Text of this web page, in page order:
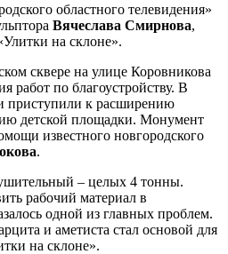
областного телевидения»
Вячеслава Смирнова,
на склоне».
сквере на улице Коровникова
работ по благоустройству. В
приступили к расширению
детской площадки. Монумент
известного новгородского
.
– целых 4 тонны.
рабочий материал в
одной из главных проблем.
и аметиста стал основой для
на склоне».